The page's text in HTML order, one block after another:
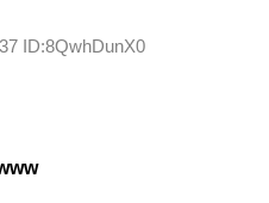
ID:8QwhDunX0